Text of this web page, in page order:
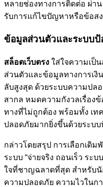
หลายช่องทางการติดต่อ ผ่า
รับการแก้ไขปัญหาหรือข้อส
ข้อมูลส่วนตัวและระบบ
สล็อตเว็บตรง ใส่ใจความเป็
ส่วนตัวและข้อมูลทางการเงิ
ลับสูงสุด ด้วยระบบความป
สากล หมดความกังวลเรื่อง
ทางที่ไม่ถูกต้อง พร้อมทั้ง เท
ปลอดภัยมากยิ่งขึ้นด้วยระบบ
กล่าวโดยสรุป การเลือกเดิ
ระบบ “จ่ายจริง ถอนเร็ว ระ
ใจที่ชาญฉลาดที่สุด สำหรับ
ความปลอดภัย ความไวในก